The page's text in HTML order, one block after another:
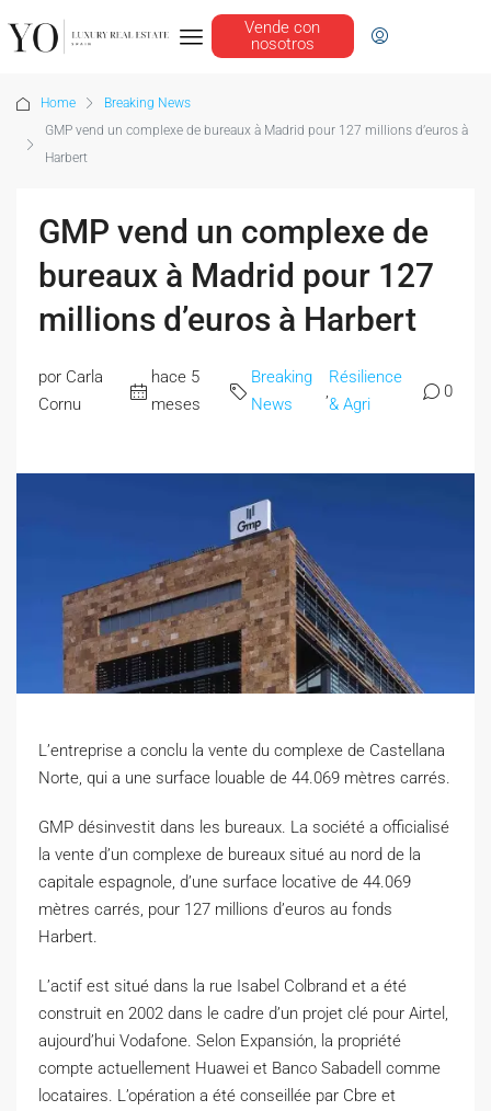
Vende con
nosotros
Home
Breaking News
GMP vend un complexe de bureaux à Madrid pour 127 millions d’euros à
Harbert
GMP vend un complexe de
bureaux à Madrid pour 127
millions d’euros à Harbert
por Carla
Cornu
hace 5
meses
Breaking
News
Résilience
& Agri
0
L’entreprise a conclu la vente du complexe de Castellana
Norte, qui a une surface louable de 44.069 mètres carrés.
GMP désinvestit dans les bureaux. La société a officialisé
la vente d’un complexe de bureaux situé au nord de la
capitale espagnole, d’une surface locative de 44.069
mètres carrés, pour 127 millions d’euros au fonds
Harbert.
L’actif est situé dans la rue Isabel Colbrand et a été
construit en 2002 dans le cadre d’un projet clé pour Airtel,
aujourd’hui Vodafone. Selon Expansión, la propriété
compte actuellement Huawei et Banco Sabadell comme
locataires. L’opération a été conseillée par Cbre et